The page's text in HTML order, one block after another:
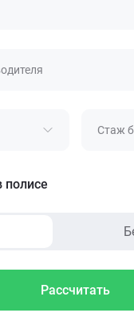
Стаж
полисе
Рассчитать